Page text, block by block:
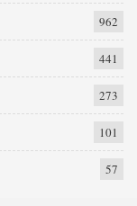
962
441
273
101
57